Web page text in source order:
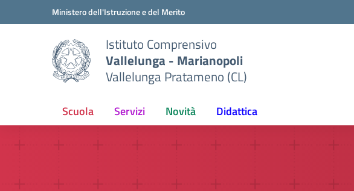
Vai ai contenuti
Vai al menu di navigazioneMinistero dell'Istruzione e del Merito
Istituto Comprensivo
Vallelunga - Marianopoli
Vallelunga Pratameno (CL)
Scuola Servizi Novità Didattica